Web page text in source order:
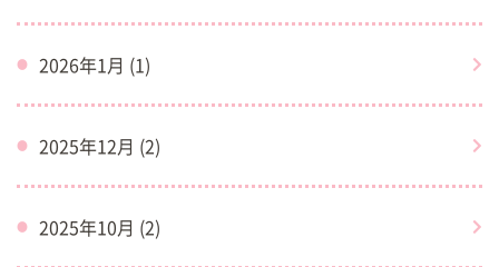
2026年1月 (1)
2025年12月 (2)
2025年10月 (2)